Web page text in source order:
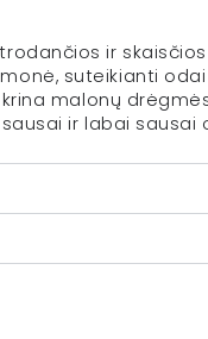
ir
suteikianti
malonų
ir labai sausai